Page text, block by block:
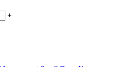
+